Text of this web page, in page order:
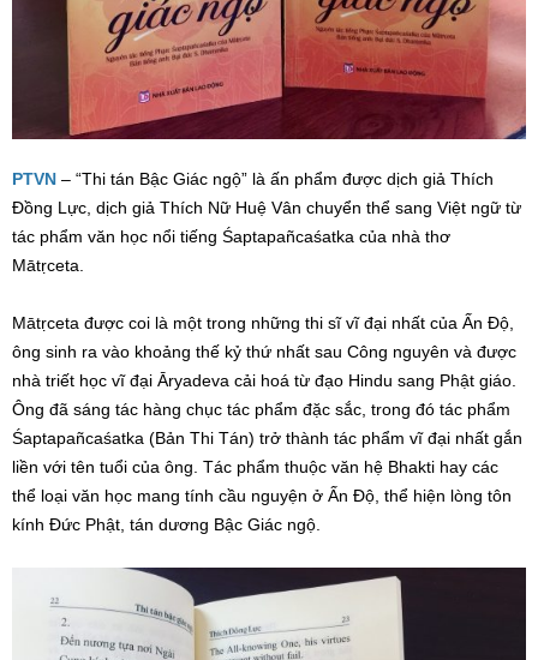
PTVN – “Thi tán Bậc Giác ngộ” là ấn phẩm được dịch giả Thích
Đồng Lực, dịch giả Thích Nữ Huệ Vân chuyển thể sang Việt ngữ từ
tác phẩm văn học nổi tiếng Śaptapañcaśatka của nhà thơ
Mātṛceta.
Mātṛceta được coi là một trong những thi sĩ vĩ đại nhất của Ấn Độ,
ông sinh ra vào khoảng thế kỷ thứ nhất sau Công nguyên và được
nhà triết học vĩ đại Āryadeva cải hoá từ đạo Hindu sang Phật giáo.
Ông đã sáng tác hàng chục tác phẩm đặc sắc, trong đó tác phẩm
Śaptapañcaśatka (Bản Thi Tán) trở thành tác phẩm vĩ đại nhất gắn
liền với tên tuổi của ông. Tác phẩm thuộc văn hệ Bhakti hay các
thể loại văn học mang tính cầu nguyện ở Ấn Độ, thể hiện lòng tôn
kính Đức Phật, tán dương Bậc Giác ngộ.